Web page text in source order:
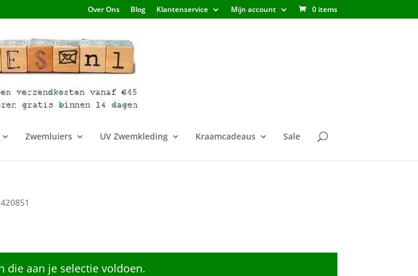
Over Ons Blog Klantenservice Mijn account 0 items
Zwemluiers UV Zwemkleding Kraamcadeaus Sale
die aan je selectie voldoen.